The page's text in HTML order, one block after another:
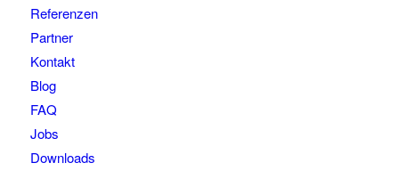
Referenzen
Partner
Kontakt
Blog
FAQ
Jobs
Downloads